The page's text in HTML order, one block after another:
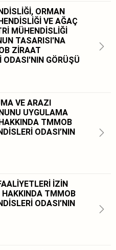
ORMAN
VE AĞAÇ
MÜHENDİSLİĞİ
TASARISI'NA
ZİRAAT
ODASI'NIN GÖRÜŞÜ
VE ARAZI
UYGULAMA
TMMOB
ODASI’NIN
İZİN
HAKKINDA TMMOB
ODASI’NIN